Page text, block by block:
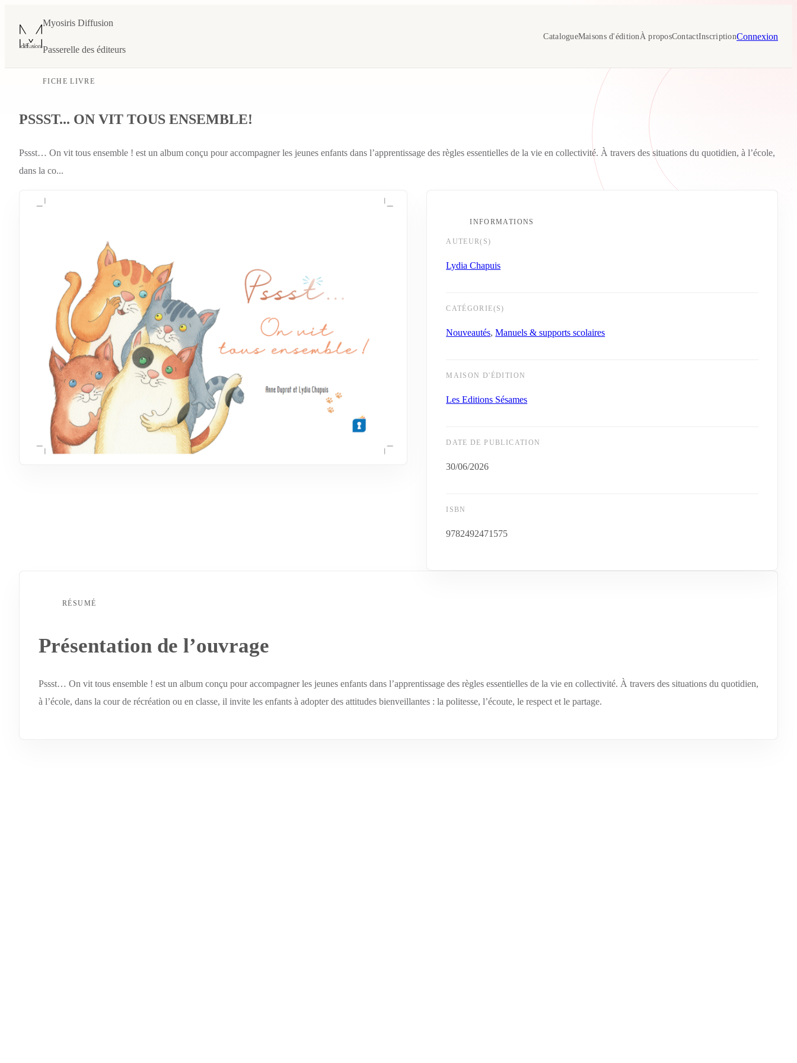
Myosiris Diffusion
Passerelle des éditeurs
CatalogueMaisons d'édition À proposContactInscriptionConnexion
FICHE LIVRE
PSSST... ON VIT TOUS ENSEMBLE!
Pssst… On vit tous ensemble ! est un album conçu pour accompagner les jeunes enfants dans l’apprentissage des règles essentielles de la vie en collectivité. À travers des situations du quotidien, à l’école,
dans la co...
INFORMATIONS
AUTEUR(S)
Lydia Chapuis
CATÉGORIE(S)
Nouveautés,Manuels & supports scolaires
MAISON D'ÉDITION
Les Editions Sésames
DATE DE PUBLICATION
30/06/2026
ISBN
9782492471575
RÉSUMÉ
Présentation de l’ouvrage
Pssst… On vit tous ensemble ! est un album conçu pour accompagner les jeunes enfants dans l’apprentissage des règles essentielles de la vie en collectivité. À travers des situations du quotidien,
à l’école, dans la cour de récréation ou en classe, il invite les enfants à adopter des attitudes bienveillantes : la politesse, l’écoute, le respect et le partage.